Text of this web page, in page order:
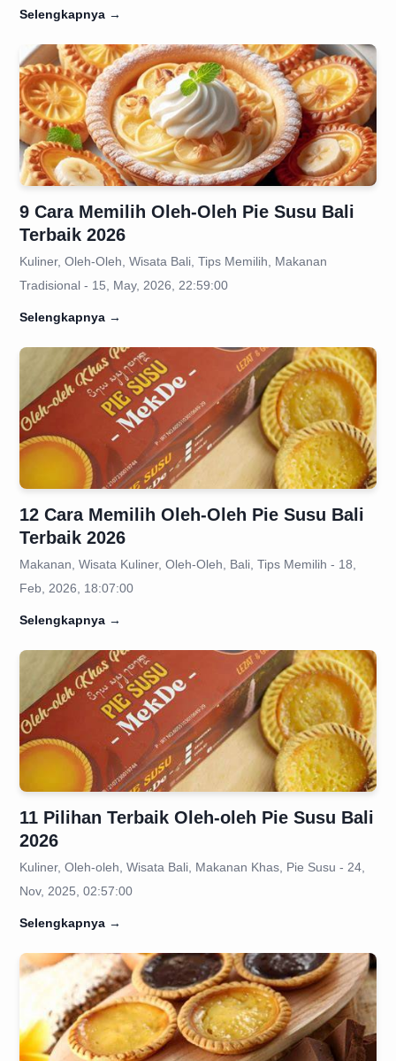
Selengkapnya →
9 Cara Memilih Oleh-Oleh Pie Susu Bali
Terbaik 2026
Kuliner, Oleh-Oleh, Wisata Bali, Tips Memilih, Makanan
Tradisional - 15, May, 2026, 22:59:00
Selengkapnya →
12 Cara Memilih Oleh-Oleh Pie Susu Bali
Terbaik 2026
Makanan, Wisata Kuliner, Oleh-Oleh, Bali, Tips Memilih - 18,
Feb, 2026, 18:07:00
Selengkapnya →
11 Pilihan Terbaik Oleh-oleh Pie Susu Bali
2026
Kuliner, Oleh-oleh, Wisata Bali, Makanan Khas, Pie Susu - 24,
Nov, 2025, 02:57:00
Selengkapnya →